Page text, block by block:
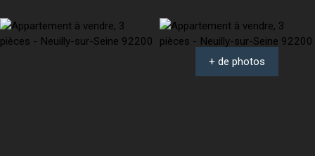
+ de photos